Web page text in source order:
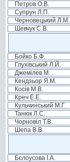
Петров О.В.
Супрун Л.П.
Черновецький Л.М.
Шевчук С.В.
Бойко Б.Ф.
Глухівський Л.Й.
Джемілев М. .
Кендзьор Я.М.
Косів М.В.
Креч Е.Е.
Кульчинський М.Г.
Танюк Л.С.
Чорновіл Т.В.
Шепа В.В.
Бєлоусова І.А.